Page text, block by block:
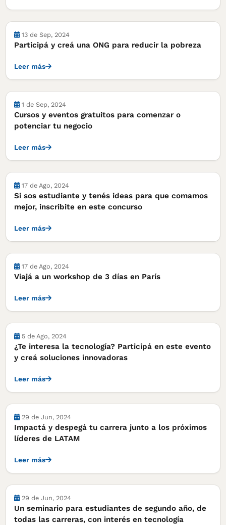
Cursos, concursos y becas
13 de Sep, 2024
Participá y creá una ONG para reducir la pobreza
Leer más
Cursos, concursos y becas
1 de Sep, 2024
Cursos y eventos gratuitos para comenzar o
potenciar tu negocio
Leer más
Cursos, concursos y becas
17 de Ago, 2024
Si sos estudiante y tenés ideas para que comamos
mejor, inscribite en este concurso
Leer más
Cursos, concursos y becas
17 de Ago, 2024
Viajá a un workshop de 3 días en París
Leer más
Cursos, concursos y becas
5 de Ago, 2024
¿Te interesa la tecnología? Participá en este evento
y creá soluciones innovadoras
Leer más
Cursos, concursos y becas
29 de Jun, 2024
Impactá y despegá tu carrera junto a los próximos
líderes de LATAM
Leer más
Cursos, concursos y becas
29 de Jun, 2024
Un seminario para estudiantes de segundo año, de
todas las carreras, con interés en tecnología